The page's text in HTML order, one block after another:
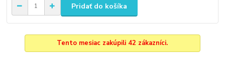
Pridať do košíka
Tento mesiac zakúpili 42 zákazníci.